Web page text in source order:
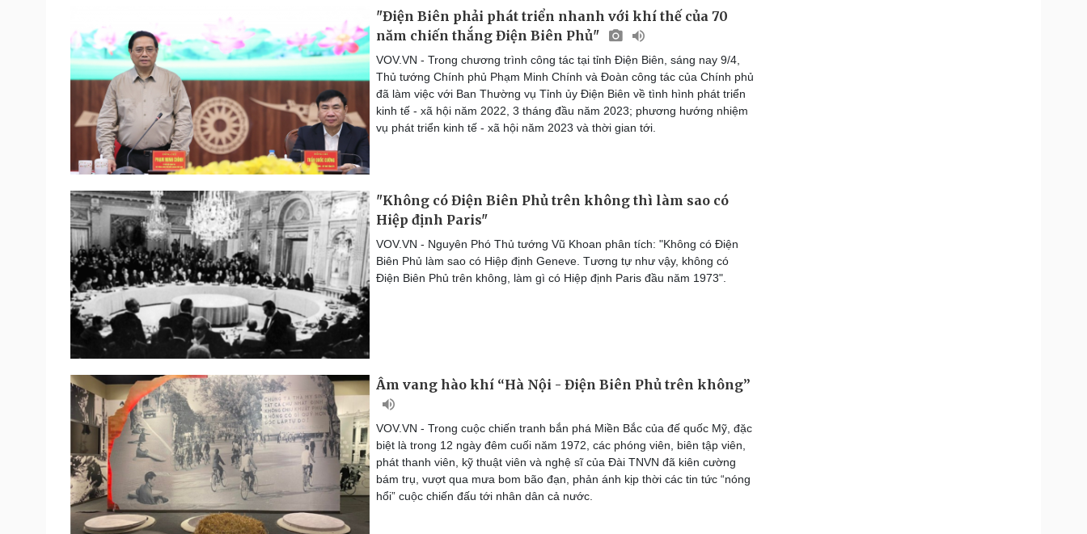
"Điện Biên phải phát triển nhanh với khí thế của 70
năm chiến thắng Điện Biên Phủ"
VOV.VN - Trong chương trình công tác tại tỉnh Điện Biên, sáng nay 9/4,
Thủ tướng Chính phủ Phạm Minh Chính và Đoàn công tác của Chính phủ
đã làm việc với Ban Thường vụ Tỉnh ủy Điện Biên về tình hình phát triển
kinh tế - xã hội năm 2022, 3 tháng đầu năm 2023; phương hướng nhiệm
vụ phát triển kinh tế - xã hội năm 2023 và thời gian tới.
"Không có Điện Biên Phủ trên không thì làm sao có
Hiệp định Paris"
VOV.VN - Nguyên Phó Thủ tướng Vũ Khoan phân tích: "Không có Điện
Biên Phủ làm sao có Hiệp định Geneve. Tương tự như vậy, không có
Điện Biên Phủ trên không, làm gì có Hiệp định Paris đầu năm 1973".
Âm vang hào khí “Hà Nội - Điện Biên Phủ trên không”
VOV.VN - Trong cuộc chiến tranh bắn phá Miền Bắc của đế quốc Mỹ, đặc
biệt là trong 12 ngày đêm cuối năm 1972, các phóng viên, biên tập viên,
phát thanh viên, kỹ thuật viên và nghệ sĩ của Đài TNVN đã kiên cường
bám trụ, vượt qua mưa bom bão đạn, phản ánh kịp thời các tin tức “nóng
hổi” cuộc chiến đấu tới nhân dân cả nước.